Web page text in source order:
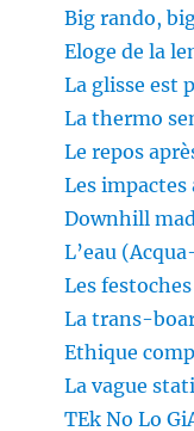
Big rando,
Eloge de la
La glisse est
La thermo
Le repos
Les impactes
Downhill
L’eau
Les
La trans-
Ethique
La vague
TEk No Lo